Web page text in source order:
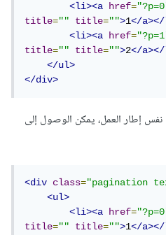
<li><a
href=
title="" title="">1</
<li><a
href=
title="" title="">2</
</ul>
</div>
القديم 2.3.2 من نفس إطار العمل، يمكن الوصول إلى
<div class="pagination
<ul>
<li><a
href=
title="" title="">1</